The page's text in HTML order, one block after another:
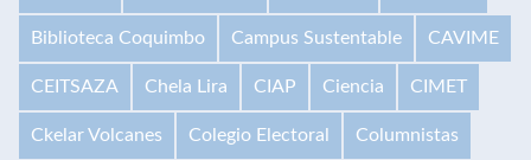
Biblioteca Coquimbo Campus Sustentable CAVIME
CEITSAZA Chela Lira CIAP Ciencia CIMET
Ckelar Volcanes Colegio Electoral Columnistas